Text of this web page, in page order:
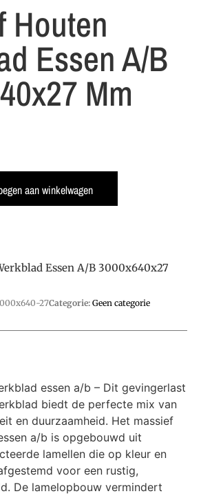
Houten
Essen A/B
Mm
aan winkelwagen
Essen A/B 3000x640x27
27Categorie: Geen categorie
essen a/b – Dit gevingerlast
biedt de perfecte mix van
en duurzaamheid. Het massief
a/b is opgebouwd uit
lamellen die op kleur en
voor een rustig,
De lamelopbouw vermindert